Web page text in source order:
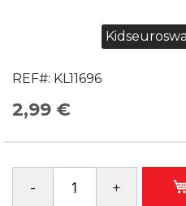
REF#: KL11696
2,99 €